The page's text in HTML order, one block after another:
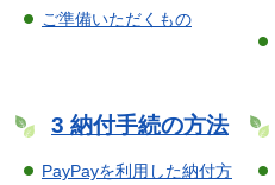
ご準備いただくもの
3 納付手続の方法
PayPayを利用した納付方